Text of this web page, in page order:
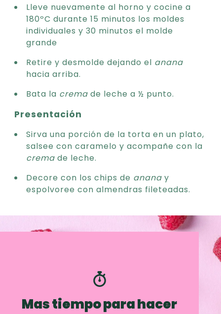
Lleve nuevamente al horno y cocine a
180ºC durante 15 minutos los moldes
individuales y 30 minutos el molde
grande
Retire y desmolde dejando el anana
hacia arriba.
Bata la crema de leche a ½ punto.
Presentación
Sirva una porción de la torta en un plato,
salsee con caramelo y acompañe con la
crema de leche.
Decore con los chips de anana y
espolvoree con almendras fileteadas.
Mas tiempo para hacer